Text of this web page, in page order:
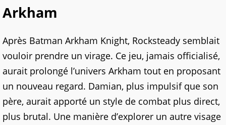
Arkham
Après Batman Arkham Knight, Rocksteady semblait
vouloir prendre un virage. Ce jeu, jamais officialisé,
aurait prolongé l’univers Arkham tout en proposant
un nouveau regard. Damian, plus impulsif que son
père, aurait apporté un style de combat plus direct,
plus brutal. Une manière d’explorer un autre visage